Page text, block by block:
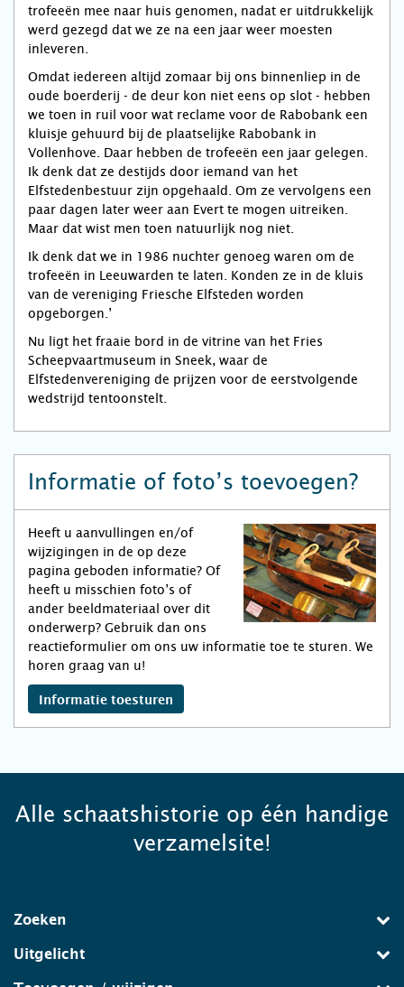
trofeeën mee naar huis genomen, nadat er uitdrukkelijk
werd gezegd dat we ze na een jaar weer moesten
inleveren.
Omdat iedereen altijd zomaar bij ons binnenliep in de
oude boerderij - de deur kon niet eens op slot - hebben
we toen in ruil voor wat reclame voor de Rabobank een
kluisje gehuurd bij de plaatselijke Rabobank in
Vollenhove. Daar hebben de trofeeën een jaar gelegen.
Ik denk dat ze destijds door iemand van het
Elfstedenbestuur zijn opgehaald. Om ze vervolgens een
paar dagen later weer aan Evert te mogen uitreiken.
Maar dat wist men toen natuurlijk nog niet.
Ik denk dat we in 1986 nuchter genoeg waren om de
trofeeën in Leeuwarden te laten. Konden ze in de kluis
van de vereniging Friesche Elfsteden worden
opgeborgen.’
Nu ligt het fraaie bord in de vitrine van het Fries
Scheepvaartmuseum in Sneek, waar de
Elfstedenvereniging de prijzen voor de eerstvolgende
wedstrijd tentoonstelt.
Informatie of foto’s toevoegen?
Heeft u aanvullingen en/of
wijzigingen in de op deze
pagina geboden informatie? Of
heeft u misschien foto’s of
ander beeldmateriaal over dit
onderwerp? Gebruik dan ons
reactieformulier om ons uw informatie toe te sturen. We
horen graag van u!
Informatie toesturen
Alle schaatshistorie op één handige
verzamelsite!
Zoeken
Uitgelicht